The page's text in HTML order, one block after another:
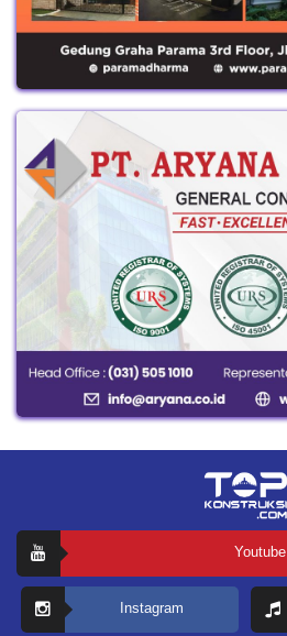
Youtube
Instagram